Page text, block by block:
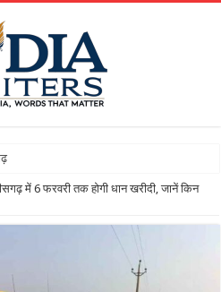
पहली बार मिलेगा 10 किलो वाल
में 6 फरवरी तक होगी धान खरीदी, जानें किन